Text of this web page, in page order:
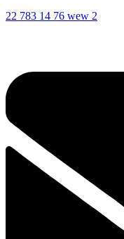
22 783 14 76 wew 2